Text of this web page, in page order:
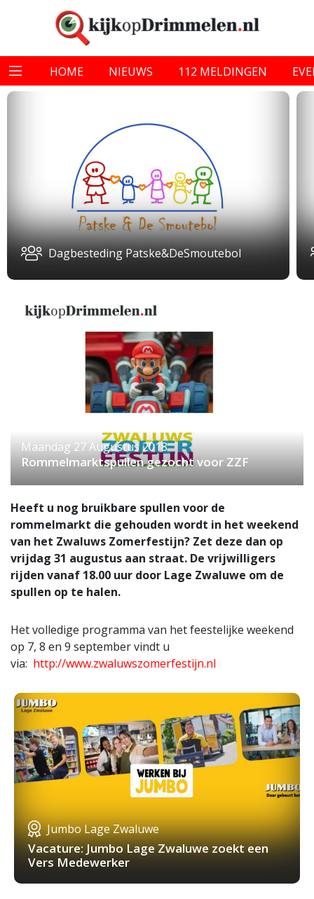
HOME NIEUWS 112 MELDINGEN
Dagbesteding Patske&DeSmoutebol
Maandag 27 Augustus 2018
Rommelmarktspullen gezocht voor ZZF
Heeft u nog bruikbare spullen voor de
rommelmarkt die gehouden wordt in het weekend
van het Zwaluws Zomerfestijn? Zet deze dan op
vrijdag 31 augustus aan straat. De vrijwilligers
rijden vanaf 18.00 uur door Lage Zwaluwe om de
spullen op te halen.
Het volledige programma van het feestelijke weekend
op 7, 8 en 9 september vindt u
via: http://www.zwaluwszomerfestijn.nl
Jumbo Lage Zwaluwe
Vacature: Jumbo Lage Zwaluwe zoekt een
Vers Medewerker